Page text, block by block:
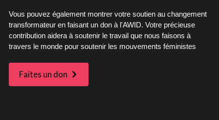
Vous pouvez également montrer votre soutien au changement
transformateur en faisant un don à l'AWID. Votre précieuse
contribution aidera à soutenir le travail que nous faisons à
travers le monde pour soutenir les mouvements féministes
Faites un don